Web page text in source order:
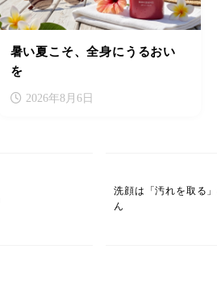
暑い夏こそ、全身にうるおい
を
2026年8月6日
洗顔は「汚れを取る
ん